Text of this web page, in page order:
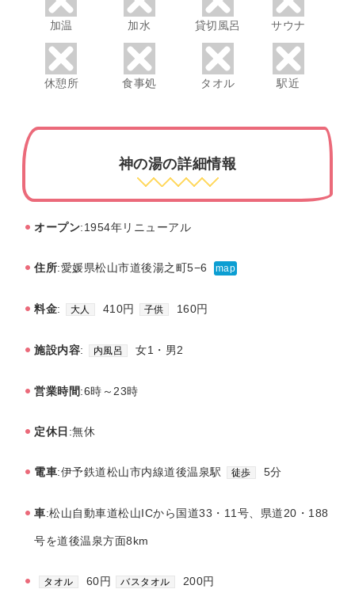
加温 加水 貸切風呂 サウナ
休憩所 食事処 タオル 駅近
神の湯の詳細情報
オープン:1954年リニューアル
住所:愛媛県松山市道後湯之町5−6 map
料金: 大人 410円 子供 160円
施設内容: 内風呂 女1・男2
営業時間:6時～23時
定休日 :無休
電車:伊予鉄道松山市内線道後温泉駅 徒歩 5分
車:松山自動車道松山ICから国道33・11号、県道20・188
号を道後温泉方面8km
タオル 60円 バスタオル 200円